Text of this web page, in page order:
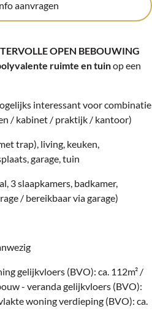
aanvragen
OPEN BEBOUWING
ruimte en tuinop een
interessant voor combinatie
/ kabinet / praktijk / kantoor)
trap), living, keuken,
garage, tuin
3 slaapkamers, badkamer,
/ bereikbaar via garage)
gelijkvloers (BVO): ca. 112m² /
- veranda gelijkvloers (BVO):
woning verdieping (BVO): ca.